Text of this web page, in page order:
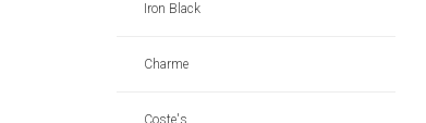
Iron Black
Charme
Coste's